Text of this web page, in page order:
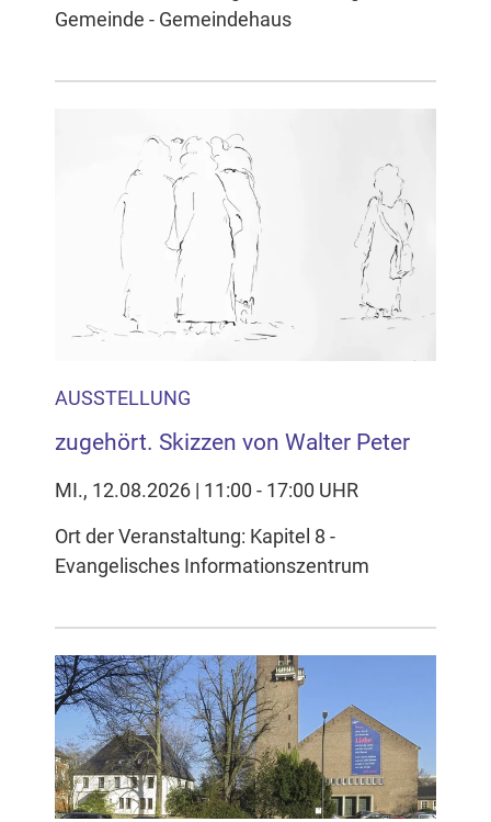
Gemeinde - Gemeindehaus
AUSSTELLUNG
zugehört. Skizzen von Walter Peter
MI., 12.08.2026 | 11:00 - 17:00 UHR
Ort der Veranstaltung: Kapitel 8 -
Evangelisches Informationszentrum